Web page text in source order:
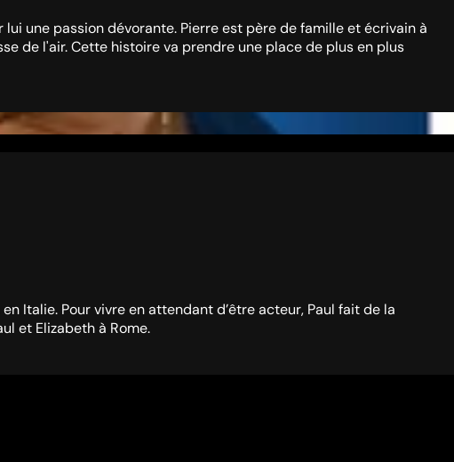
une passion dévorante. Pierre est père de famille et écrivain à
de l'air. Cette histoire va prendre une place de plus en plus
Italie. Pour vivre en attendant d’être acteur, Paul fait de la
et Elizabeth à Rome.